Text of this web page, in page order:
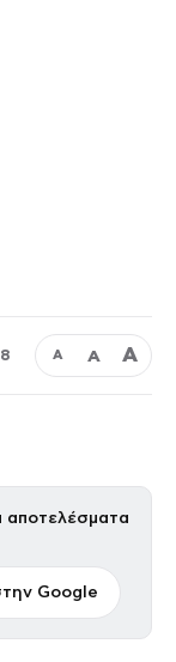
Α Α Α
αποτελέσματα
Google